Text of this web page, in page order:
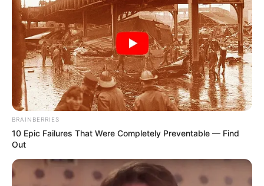
BRAINBERRIES
10 Epic Failures That Were Completely Preventable — Find
Out